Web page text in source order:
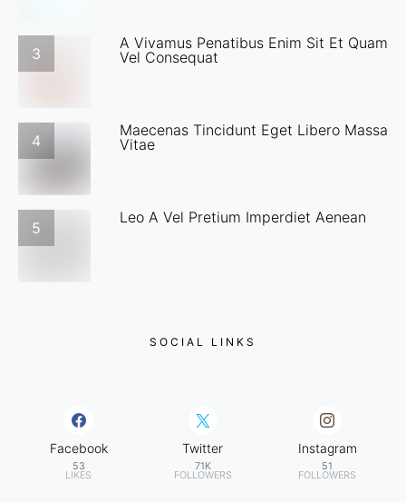
3
A Vivamus Penatibus Enim Sit Et Quam
Vel Consequat
4
Maecenas Tincidunt Eget Libero Massa
Vitae
5
Leo A Vel Pretium Imperdiet Aenean
SOCIAL LINKS
Facebook
53
LIKES
Twitter
71K
FOLLOWERS
Instagram
51
FOLLOWERS